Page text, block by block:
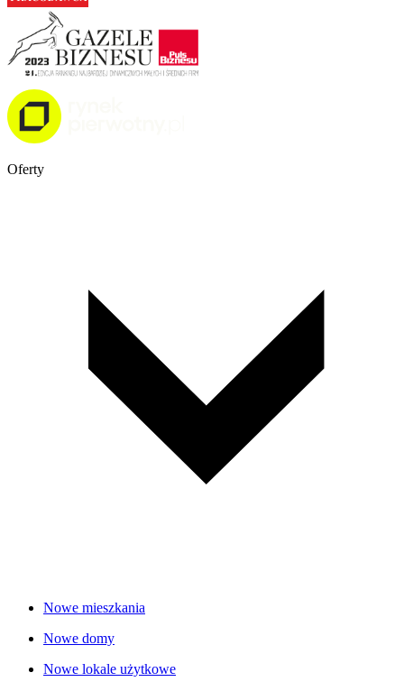
Oferty
Nowe mieszkania
Nowe domy
Nowe lokale użytkowe